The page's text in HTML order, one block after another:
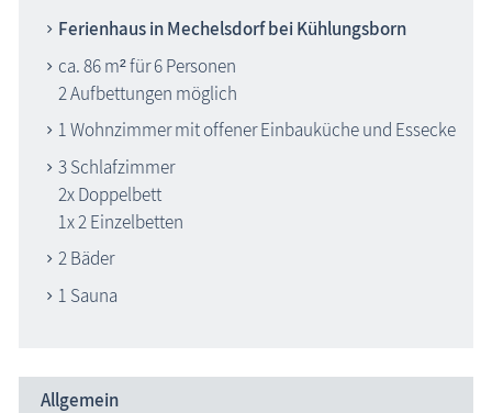
Ferienhaus in Mechelsdorf bei Kühlungsborn
ca. 86 m² für 6 Personen
2 Aufbettungen möglich
1 Wohnzimmer mit offener Einbauküche und Essecke
3 Schlafzimmer
2x Doppelbett
1x 2 Einzelbetten
2 Bäder
1 Sauna
Allgemein